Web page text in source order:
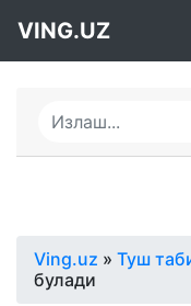
VING.UZ
Ving.uz » Туш
булади